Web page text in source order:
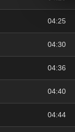
04:25
04:30
04:36
04:40
04:44